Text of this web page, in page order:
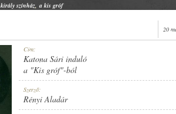
király színház a kis gróf
20
Cím:
Katona Sári induló
a "Kis gróf"-ból
Szerző:
Rényi Aladár